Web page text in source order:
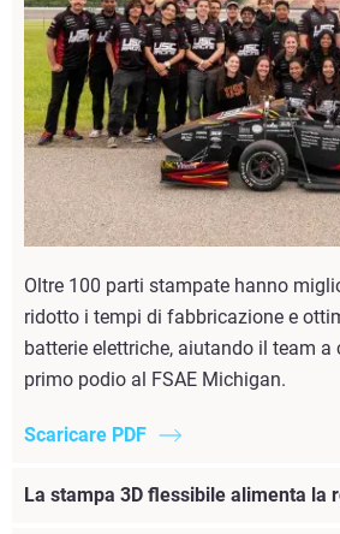
Oltre 100 parti stampate hanno
ridotto i tempi di fabbricazione e
batterie elettriche, aiutando il team
primo podio al FSAE Michigan.
Scaricare PDF
La stampa 3D flessibile alimenta la